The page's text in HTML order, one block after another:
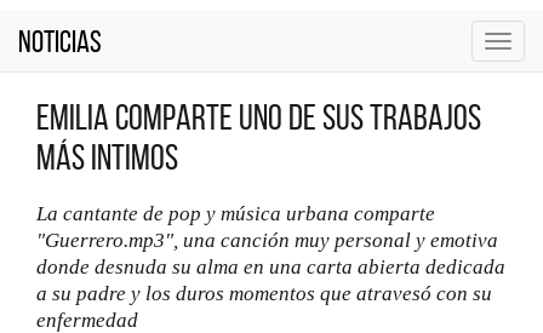
Noticias
Emilia comparte uno de sus trabajos
más intimos
La cantante de pop y música urbana comparte
"Guerrero.mp3", una canción muy personal y emotiva
donde desnuda su alma en una carta abierta dedicada
a su padre y los duros momentos que atravesó con su
enfermedad